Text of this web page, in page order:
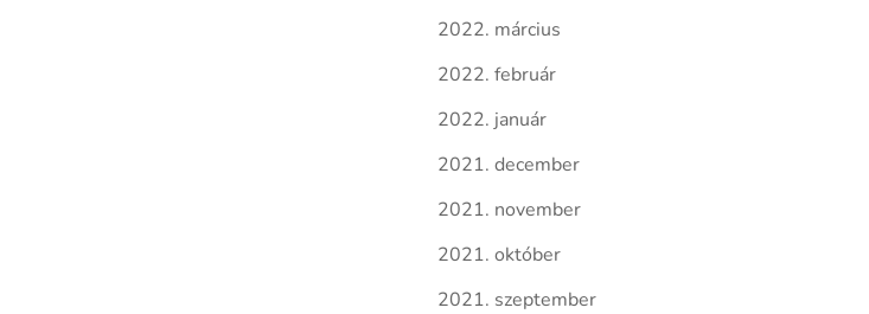
2022. március
2022. február
2022. január
2021. december
2021. november
2021. október
2021. szeptember